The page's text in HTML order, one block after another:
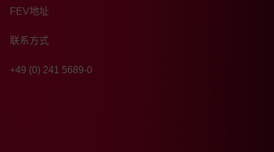
FEV地址
联系方式
+49 (0) 241 5689-0